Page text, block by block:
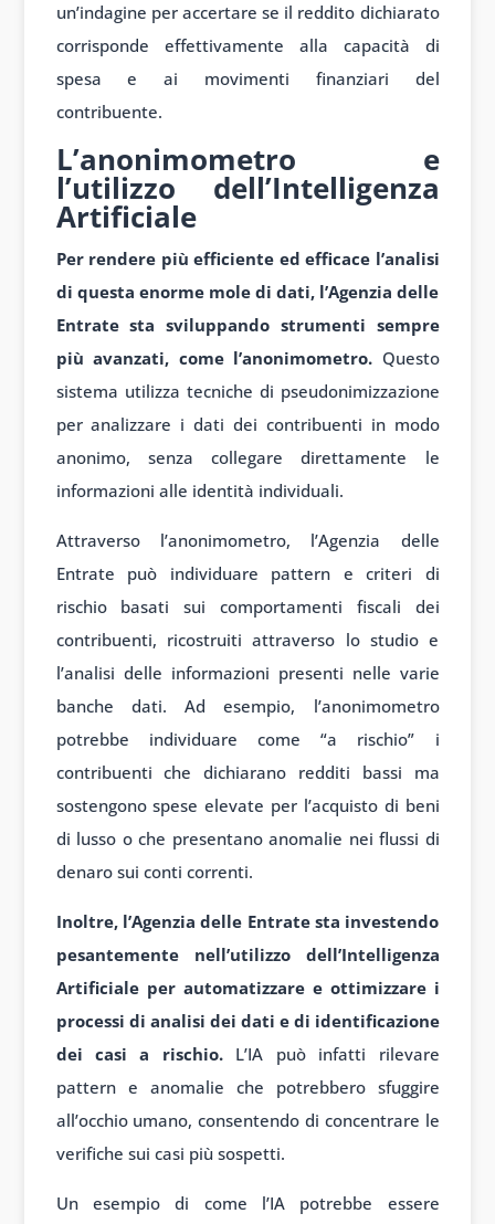
un’indagine per accertare se il reddito dichiarato
corrisponde effettivamente alla capacità di
spesa e ai movimenti finanziari del
contribuente.
L’anonimometro e
l’utilizzo dell’Intelligenza
Artificiale
Per rendere più efficiente ed efficace l’analisi
di questa enorme mole di dati, l’Agenzia delle
Entrate sta sviluppando strumenti sempre
più avanzati, come l’anonimometro. Questo
sistema utilizza tecniche di pseudonimizzazione
per analizzare i dati dei contribuenti in modo
anonimo, senza collegare direttamente le
informazioni alle identità individuali.
Attraverso l’anonimometro, l’Agenzia delle
Entrate può individuare pattern e criteri di
rischio basati sui comportamenti fiscali dei
contribuenti, ricostruiti attraverso lo studio e
l’analisi delle informazioni presenti nelle varie
banche dati. Ad esempio, l’anonimometro
potrebbe individuare come “a rischio” i
contribuenti che dichiarano redditi bassi ma
sostengono spese elevate per l’acquisto di beni
di lusso o che presentano anomalie nei flussi di
denaro sui conti correnti.
Inoltre, l’Agenzia delle Entrate sta investendo
pesantemente nell’utilizzo dell’Intelligenza
Artificiale per automatizzare e ottimizzare i
processi di analisi dei dati e di identificazione
dei casi a rischio.L’IA può infatti rilevare
pattern e anomalie che potrebbero sfuggire
all’occhio umano, consentendo di concentrare le
verifiche sui casi più sospetti.
Un esempio di come l’IA potrebbe essere